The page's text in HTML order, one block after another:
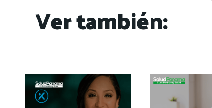
Ver también: